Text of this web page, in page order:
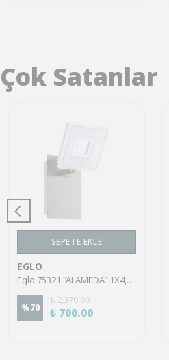
Çok Satanlar
SEPETE EKLE
EGLO
Eglo 75321 "ALAMEDA" 1X4,5W Çelik Nikel Mat Sıva Üstü Spot
%70
₺ 2,370.00
₺ 700.00